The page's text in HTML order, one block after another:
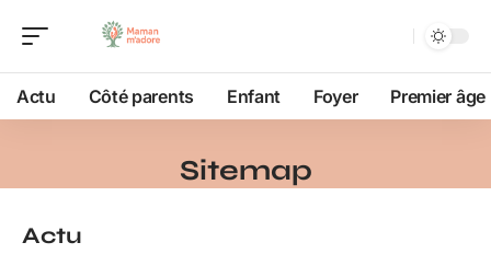
Actu Côté parents Enfant Foyer Premier âge
Sitemap
Actu